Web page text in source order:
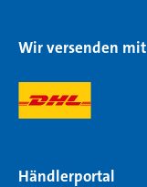
Wir versenden mit
Händlerportal